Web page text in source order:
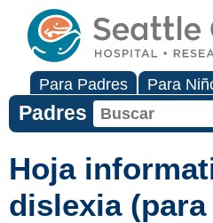
Para Padres Para
Padres
Hoja
dislexia (para